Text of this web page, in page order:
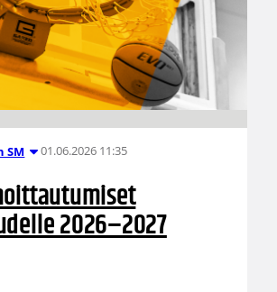
SM 01.06.2026 11:35
2026–2027